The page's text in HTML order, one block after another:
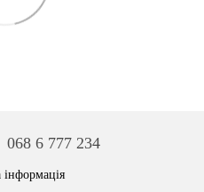
068 6 777 234
інформація